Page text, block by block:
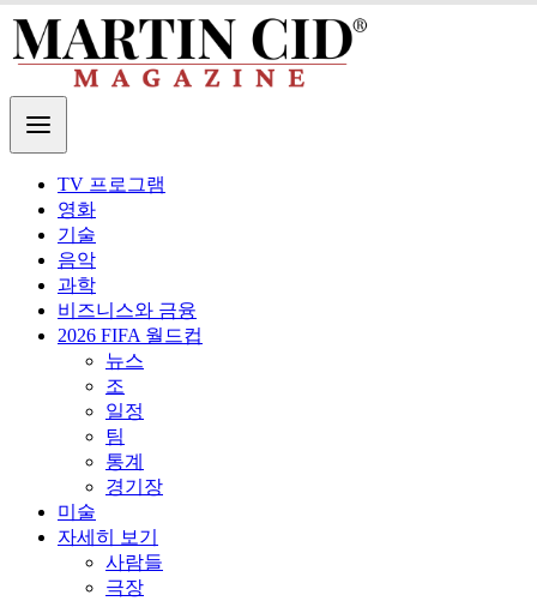
TV 프로그램
영화
기술
음악
과학
비즈니스와 금융
2026 FIFA 월드컵
뉴스
조
일정
팀
통계
경기장
미술
자세히 보기
사람들
극장